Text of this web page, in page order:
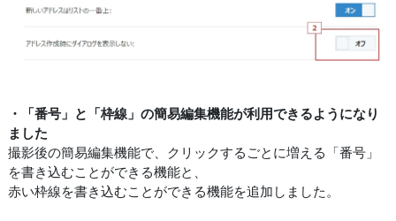
・「番号」と「枠線」の簡易編集機能が利用できるようになり
ました
撮影後の簡易編集機能で、クリックするごとに増える「番号」
を書き込むことができる機能と、
赤い枠線を書き込むことができる機能を追加しました。